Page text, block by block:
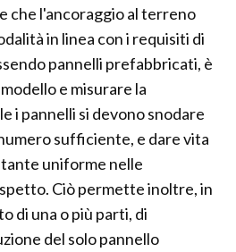
che l'ancoraggio al terreno
in linea con i requisiti di
pannelli prefabbricati, è
e misurare la
i pannelli si devono snodare
sufficiente, e dare vita
uniforme nelle
Ciò permette inoltre, in
di una o più parti, di
del solo pannello